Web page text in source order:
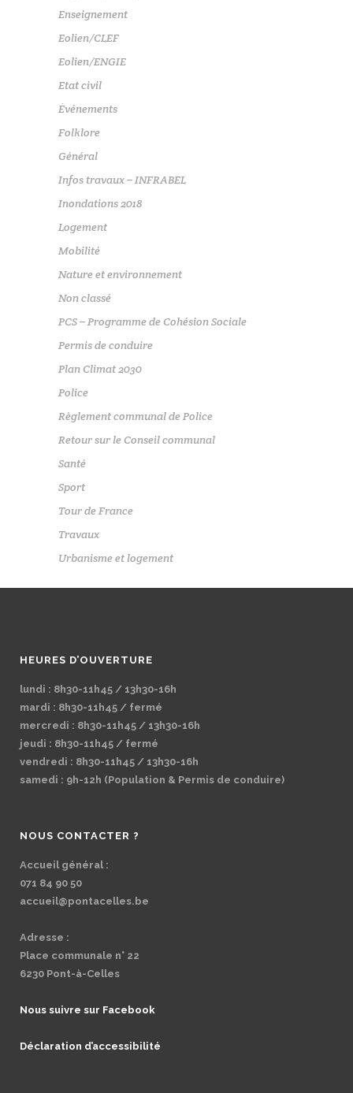
Enseignement
Eolien/CLEF
Eolien/ENGIE
Etat civil
Événements
Folklore
Général
Infos travaux – INFRABEL
Inondations 2018
Logement
Mobilité
Nature et environnement
Non classé
PCS – Programme de Cohésion Sociale
Permis de conduire
Plan Climat 2030
Police
Règlement communal de Police
Retour sur le Conseil communal
Santé
Sport
Tour de France
Travaux
Urbanisme et logement
HEURES D’OUVERTURE
lundi : 8h30-11h45 / 13h30-16h
mardi : 8h30-11h45 / fermé
mercredi : 8h30-11h45 / 13h30-16h
jeudi : 8h30-11h45 / fermé
vendredi : 8h30-11h45 / 13h30-16h
samedi : 9h-12h (Population & Permis de conduire)
NOUS CONTACTER ?
Accueil général :
071 84 90 50
accueil@pontacelles.be
Adresse :
Place communale n° 22
6230 Pont-à-Celles
Nous suivre sur Facebook
Déclaration d’accessibilité